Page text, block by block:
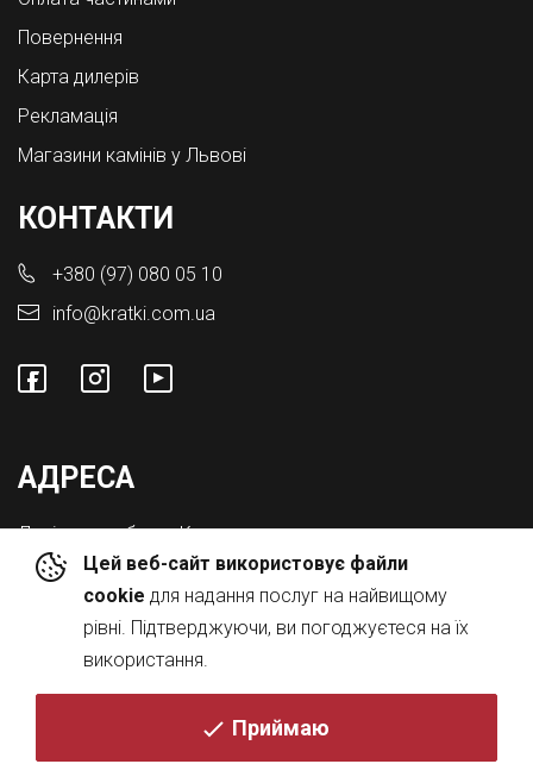
Цей веб-сайт використовує файли
cookie для надання послуг на найвищому
рівні. Підтверджуючи, ви погоджуєтеся на їх
використання.
Приймаю
Повернення
Карта дилерів
Рекламація
Магазини камінів у Львові
КОНТАКТИ
+380 (97) 080 05 10
info@kratki.com.ua
АДРЕСА
Львівська обл., с. Конопниця,
Вул. Городоцька 8а